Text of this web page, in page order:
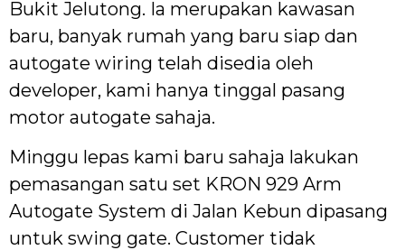
Bukit Jelutong. Ia merupakan kawasan
baru, banyak rumah yang baru siap dan
autogate wiring telah disedia oleh
developer, kami hanya tinggal pasang
motor autogate sahaja.
Minggu lepas kami baru sahaja lakukan
pemasangan satu set KRON 929 Arm
Autogate System di Jalan Kebun dipasang
untuk swing gate. Customer tidak